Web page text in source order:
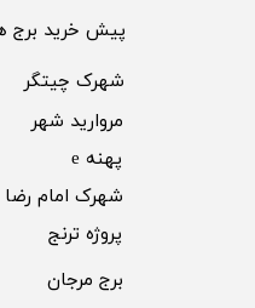
پیش خرید برج
​پروژه ترنج
​شهرک چیتگر
مروارید شهر​​​​​​​
شهرک امام رضا
پهنه e
برج مرجان